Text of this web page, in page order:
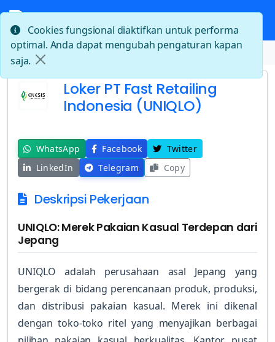
Beranda Loker PT Fast Retailing Indonesia (UNIQLO)
Loker PT Fast Retailing
Indonesia (UNIQLO)
WhatsApp Facebook
Twitter
LinkedIn
Telegram Copy
Deskripsi Pekerjaan
UNIQLO: Merek Pakaian Kasual Terdepan dari
Jepang
UNIQLO adalah perusahaan asal Jepang yang
bergerak di bidang perencanaan produk, produksi,
dan distribusi pakaian kasual. Merek ini dikenal
dengan toko-toko ritel yang menyajikan berbagai
Cookies fungsional diaktifkan untuk performa
optimal. Anda dapat mengubah pengaturan kapan
saja.